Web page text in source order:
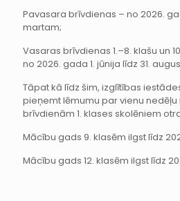
Pavasara brīvdienas – no 2026.
martam;
Vasaras brīvdienas 1.–8. klašu un
no 2026. gada 1. jūnija līdz 31.
Tāpat kā līdz šim, izglītības
pieņemt lēmumu par vienu
brīvdienām 1. klases skolēniem
Mācību gads 9. klasēm ilgst līdz
Mācību gads 12. klasēm ilgst līdz